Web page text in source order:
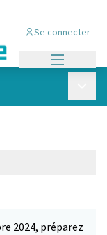
Se connecter
2024, préparez